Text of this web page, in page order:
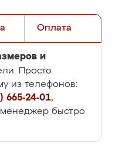
Оплата
и
Просто
из телефонов:
665-24-01,
быстро